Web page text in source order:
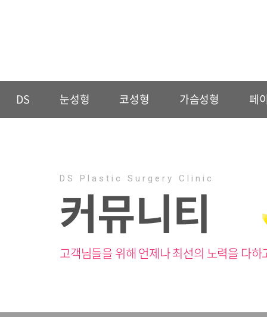
DS 눈성형 코성형 가슴성형 페
DS Plastic Surgery Clinic
커뮤니티
고객님들을 위해 언제나 최선의 노력을 다하